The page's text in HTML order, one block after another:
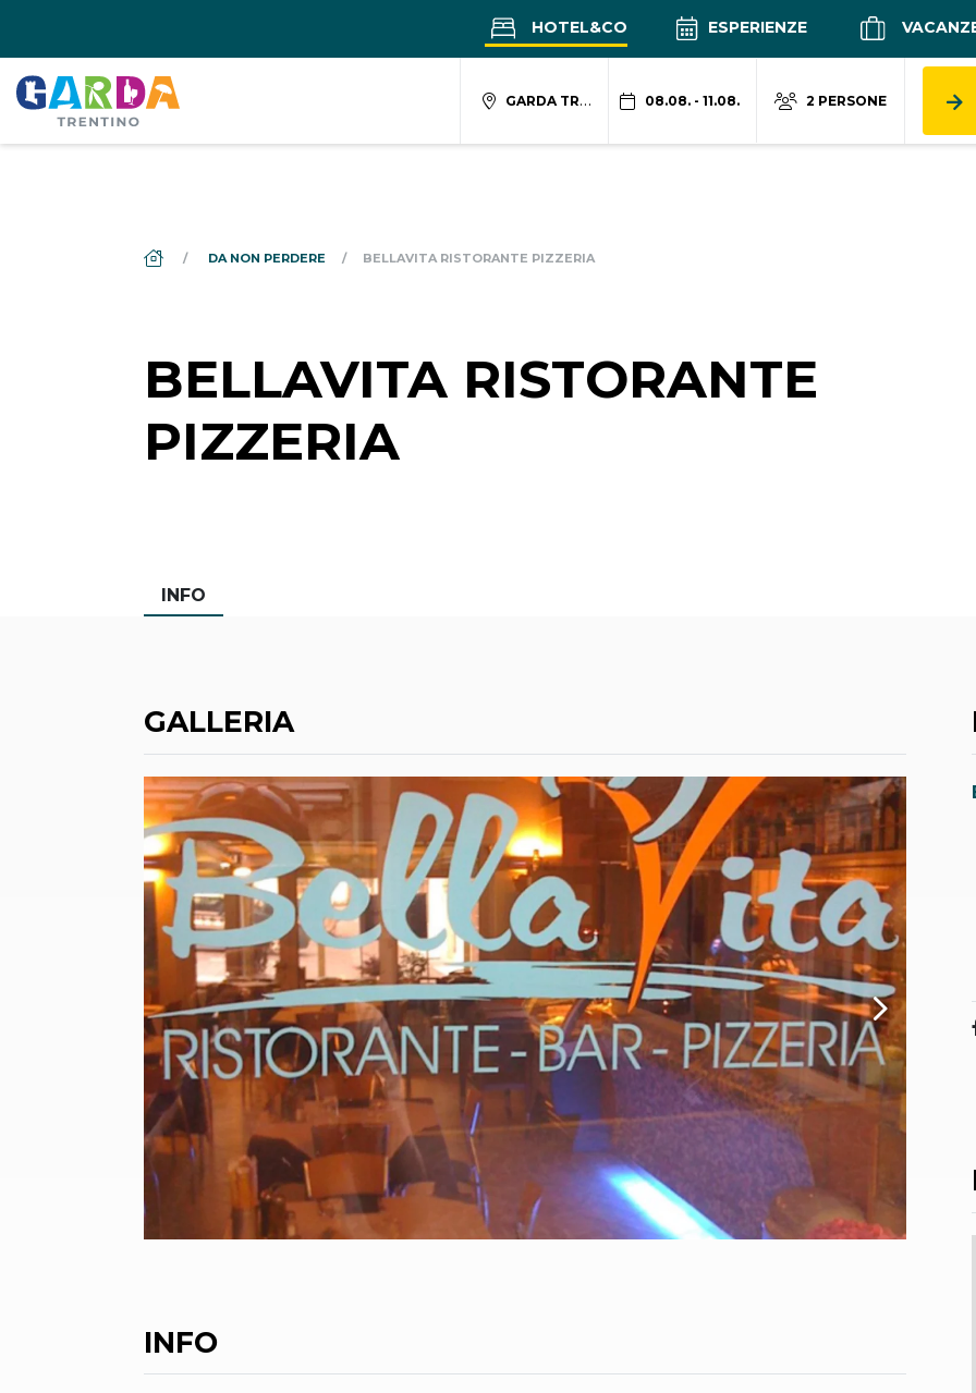
HOTEL&CO ESPERIENZE
GARDA TRENTINO 08.08. - 11.08. 2 PERSONE
DS_BREADCRUMB.HOME
DA NON PERDERE BELLAVITA RISTORANTE PIZZERIA
BELLAVITA RISTORANTE
PIZZERIA
INFO
GALLERIA
INFO